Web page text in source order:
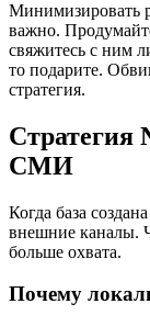
Минимизировать
важно.
свяжитесь с ним
то подарите.
стратегия.
Стратегия
СМИ
Когда база
внешние каналы.
больше охвата.
Почему